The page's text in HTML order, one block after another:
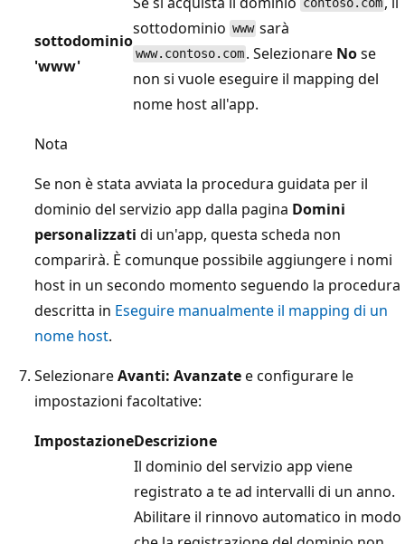
sottodominio
'www'
contoso.com
sottodominio www sarà
www.contoso.com . Selezionare Nose
non si vuole eseguire il mapping del
nome host all'app.
Nota
Se non è stata avviata la procedura guidata per il
dominio del servizio app dalla pagina Domini
personalizzati di un'app, questa scheda non
comparirà. È comunque possibile aggiungere i nomi
host in un secondo momento seguendo la procedura
descritta in Eseguire manualmente il mapping di un
nome host.
SelezionareAvanti: Avanzatee configurare le
impostazioni facoltative:
ImpostazioneDescrizione
Il dominio del servizio app viene
registrato a te ad intervalli di un anno.
Abilitare il rinnovo automatico in modo